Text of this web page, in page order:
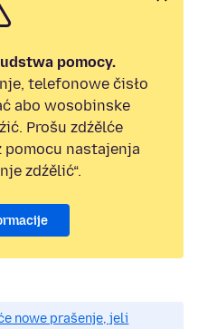
pomocy.
telefonowe čisło
abo wosobinske
Prošu zdźělće
nastajenja
zdźělić“.
nowe prašenje, jeli